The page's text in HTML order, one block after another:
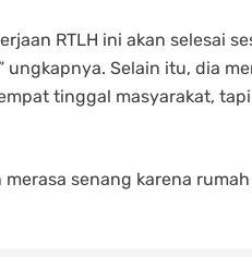
RTLH ini akan selesai
ungkapnya. Selain itu, dia
tinggal masyarakat,
merasa senang karena